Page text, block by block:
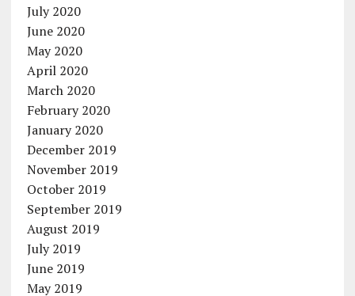
July 2020
June 2020
May 2020
April 2020
March 2020
February 2020
January 2020
December 2019
November 2019
October 2019
September 2019
August 2019
July 2019
June 2019
May 2019